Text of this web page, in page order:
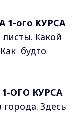
1-ого КУРСА
Какой
Как будто
ОГО КУРСА
города. Здесь